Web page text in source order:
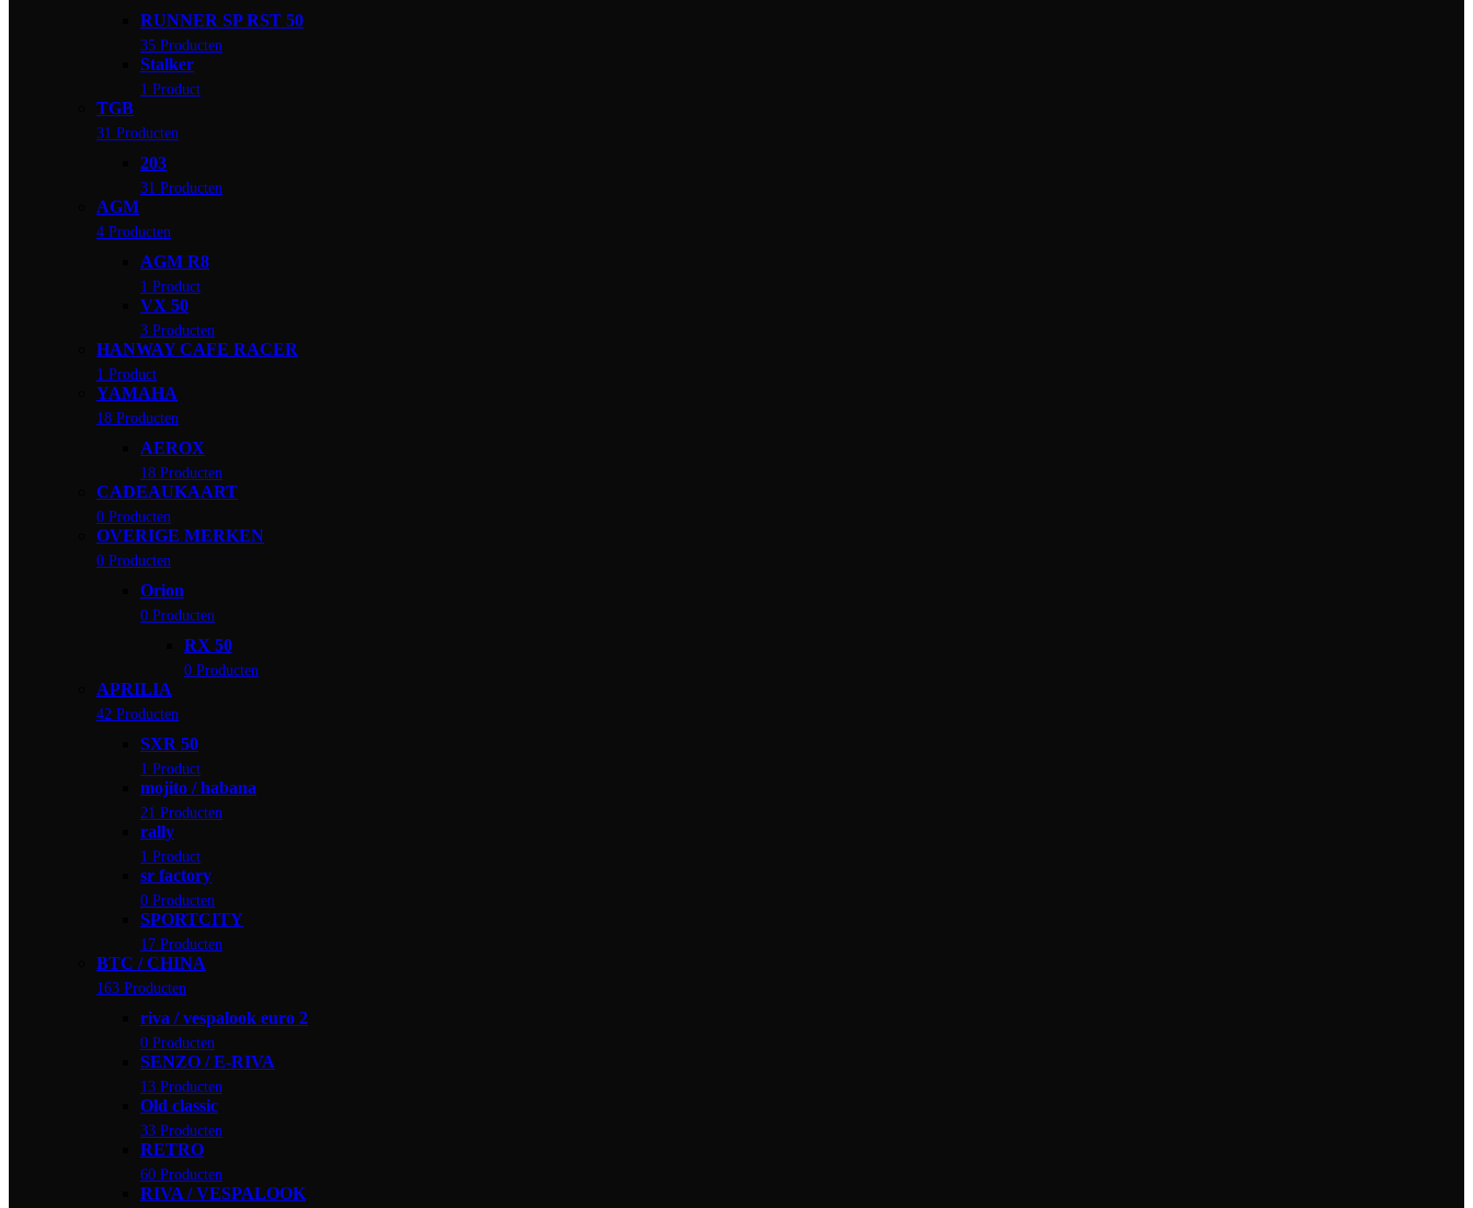
RUNNER SP RST 50
35 Producten
Stalker
1 Product
TGB
31 Producten
203
31 Producten
AGM
4 Producten
AGM R8
1 Product
VX 50
3 Producten
HANWAY CAFE RACER
1 Product
YAMAHA
18 Producten
AEROX
18 Producten
CADEAUKAART
0 Producten
OVERIGE MERKEN
0 Producten
Orion
0 Producten
RX 50
0 Producten
APRILIA
42 Producten
SXR 50
1 Product
mojito / habana
21 Producten
rally
1 Product
sr factory
0 Producten
SPORTCITY
17 Producten
BTC / CHINA
163 Producten
riva / vespalook euro 2
0 Producten
SENZO / E-RIVA
13 Producten
Old classic
33 Producten
RETRO
60 Producten
RIVA / VESPALOOK